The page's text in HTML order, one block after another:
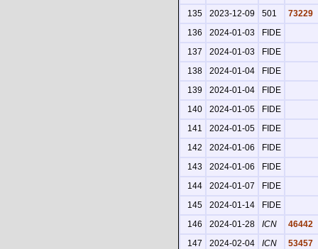
135
2023-12-09 501
73229
136
2024-01-03
FIDE
137
2024-01-03
FIDE
138
2024-01-04
FIDE
139
2024-01-04
FIDE
140
2024-01-05
FIDE
141
2024-01-05
FIDE
142
2024-01-06
FIDE
143
2024-01-06
FIDE
144
2024-01-07
FIDE
145
2024-01-14
FIDE
146
2024-01-28 ICN
46442
147
2024-02-04 ICN
53457